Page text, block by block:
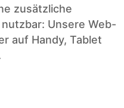
zusätzliche
Unsere Web-
auf Handy, Tablet